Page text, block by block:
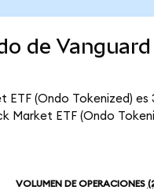
de
(Ondo Tokenized)
Market ETF (Ondo
VOLUMEN DE OPERACIONES